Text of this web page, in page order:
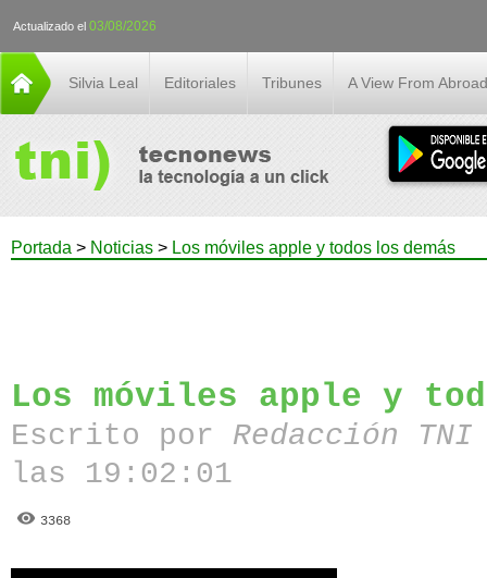
Actualizado el 03/08/2026
Silvia Leal Editoriales Tribunes A View From Abroad
Portada > Noticias > Los móviles apple y todos los demás
Los móviles apple y
Escrito por Redacción
las 19:02:01
3368